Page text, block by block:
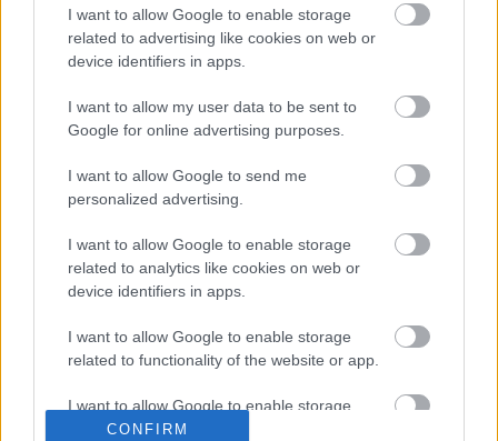
I want to allow Google to enable storage
related to advertising like cookies on web or
device identifiers in apps.
I want to allow my user data to be sent to
Google for online advertising purposes.
I want to allow Google to send me
personalized advertising.
I want to allow Google to enable storage
related to analytics like cookies on web or
device identifiers in apps.
I want to allow Google to enable storage
related to functionality of the website or app.
I want to allow Google to enable storage
related to personalization.
CONFIRM
Két országos tévépremier sorozat is
indul heteken belül az RTL Klubon
Mától négy napig nem láthatjuk a Duna
három sorozatát
Több változás is lesz az egyik hazai
kábeladó esti kínálatában
idén a világ legnézettebb sorozatai